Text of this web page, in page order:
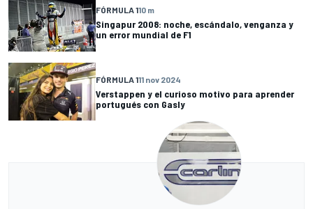
FÓRMULA 110 m
Singapur 2008: noche, escándalo, venganza y
un error mundial de F1
FÓRMULA 111 nov 2024
Verstappen y el curioso motivo para aprender
portugués con Gasly